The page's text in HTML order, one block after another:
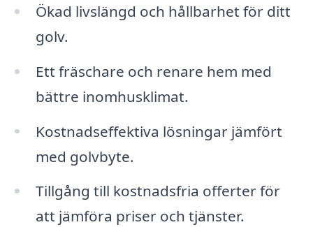
Ökad livslängd och hållbarhet för ditt
golv.
Ett fräschare och renare hem med
bättre inomhusklimat.
Kostnadseffektiva lösningar jämfört
med golvbyte.
Tillgång till kostnadsfria offerter för
att jämföra priser och tjänster.